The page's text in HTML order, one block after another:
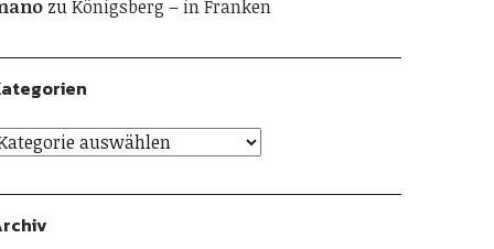
zuKönigsberg – in Franken